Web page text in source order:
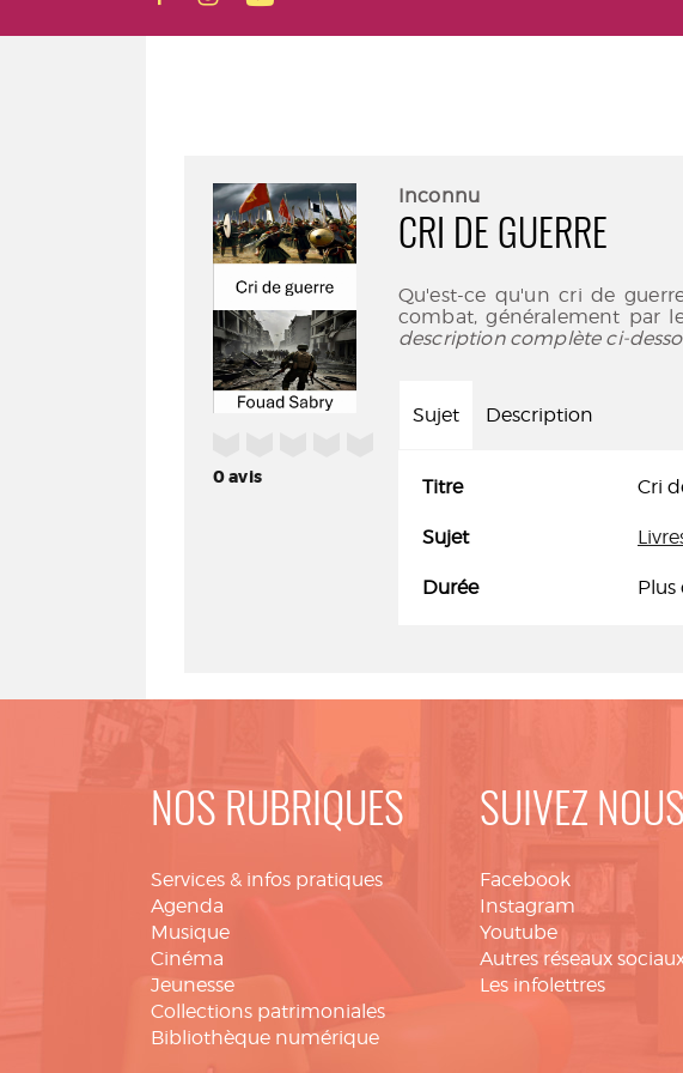
0avis
Inconnu
CRI DE GUERRE
Qu'est-ce qu'un cri de
combat, généralement par
description complète ci-
Sujet Description
Titre Cri
Sujet
Durée Plus
NOS RUBRIQUES
Services & infos pratiques
Agenda
Musique
Cinéma
Jeunesse
Collections patrimoniales
Bibliothèque numérique
SUIVEZ
Facebook
Instagram
Youtube
Autres réseaux
Les infolettres